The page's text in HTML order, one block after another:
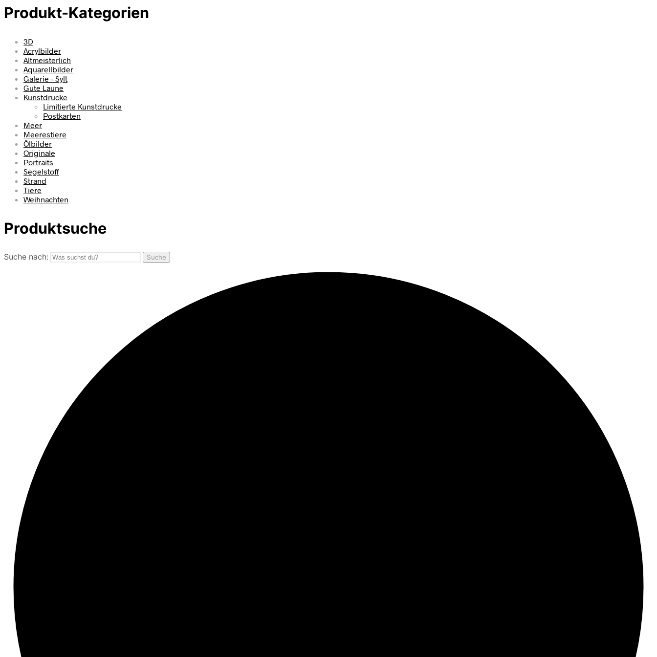
Produkt-Kategorien
3D
Acrylbilder
Altmeisterlich
Aquarellbilder
Galerie - Sylt
Gute Laune
Kunstdrucke
Limitierte Kunstdrucke
Postkarten
Meer
Meerestiere
Ölbilder
Originale
Portraits
Segelstoff
Strand
Tiere
Weihnachten
Produktsuche
Suche nach: Suche